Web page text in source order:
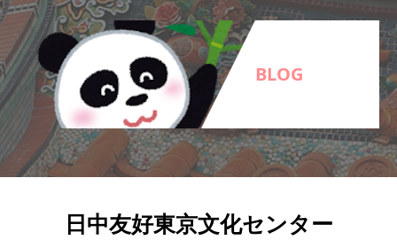
BLOG
日中友好東京文化センター